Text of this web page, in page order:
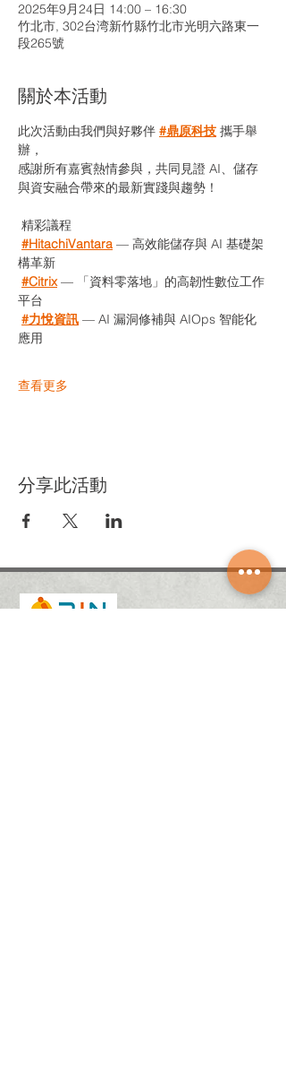
2025年9月24日 14:00 – 16:30
竹北市, 302台湾新竹縣竹北市光明六路東一
段265號
關於本活動
此次活動由我們與好夥伴 #鼎原科技 攜手舉
辦，
感謝所有嘉賓熱情參與，共同見證 AI、儲存
與資安融合帶來的最新實踐與趨勢！
精彩議程
#HitachiVantara — 高效能儲存與 AI 基礎架
構革新
#Citrix — 「資料零落地」的高韌性數位工作
平台
#力悅資訊 — AI 漏洞修補與 AIOps 智能化
應用
查看更多
分享此活動